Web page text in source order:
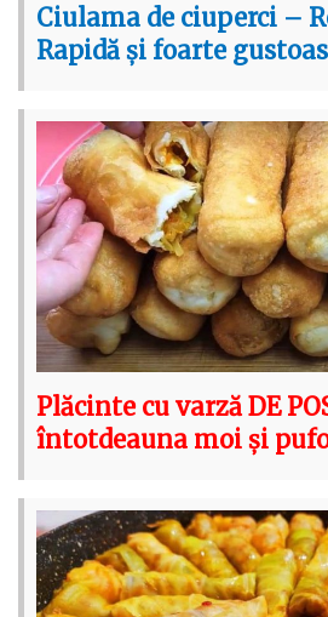
Ciulama de ciuperci –
Rapidă și foarte
Plăcinte cu varză DE
întotdeauna moi și